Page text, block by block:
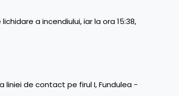
a incendiului, iar la ora 15:38,
de contact pe firul I, Fundulea -